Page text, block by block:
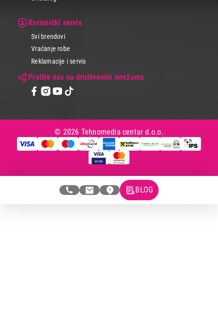
Korisnički servis
Svi brendovi
Vraćanje robe
Reklamacije i servis
Pratite nas na društvenim mrežama
© 2026 Tehnomedia centar d.o.o.
BLOG